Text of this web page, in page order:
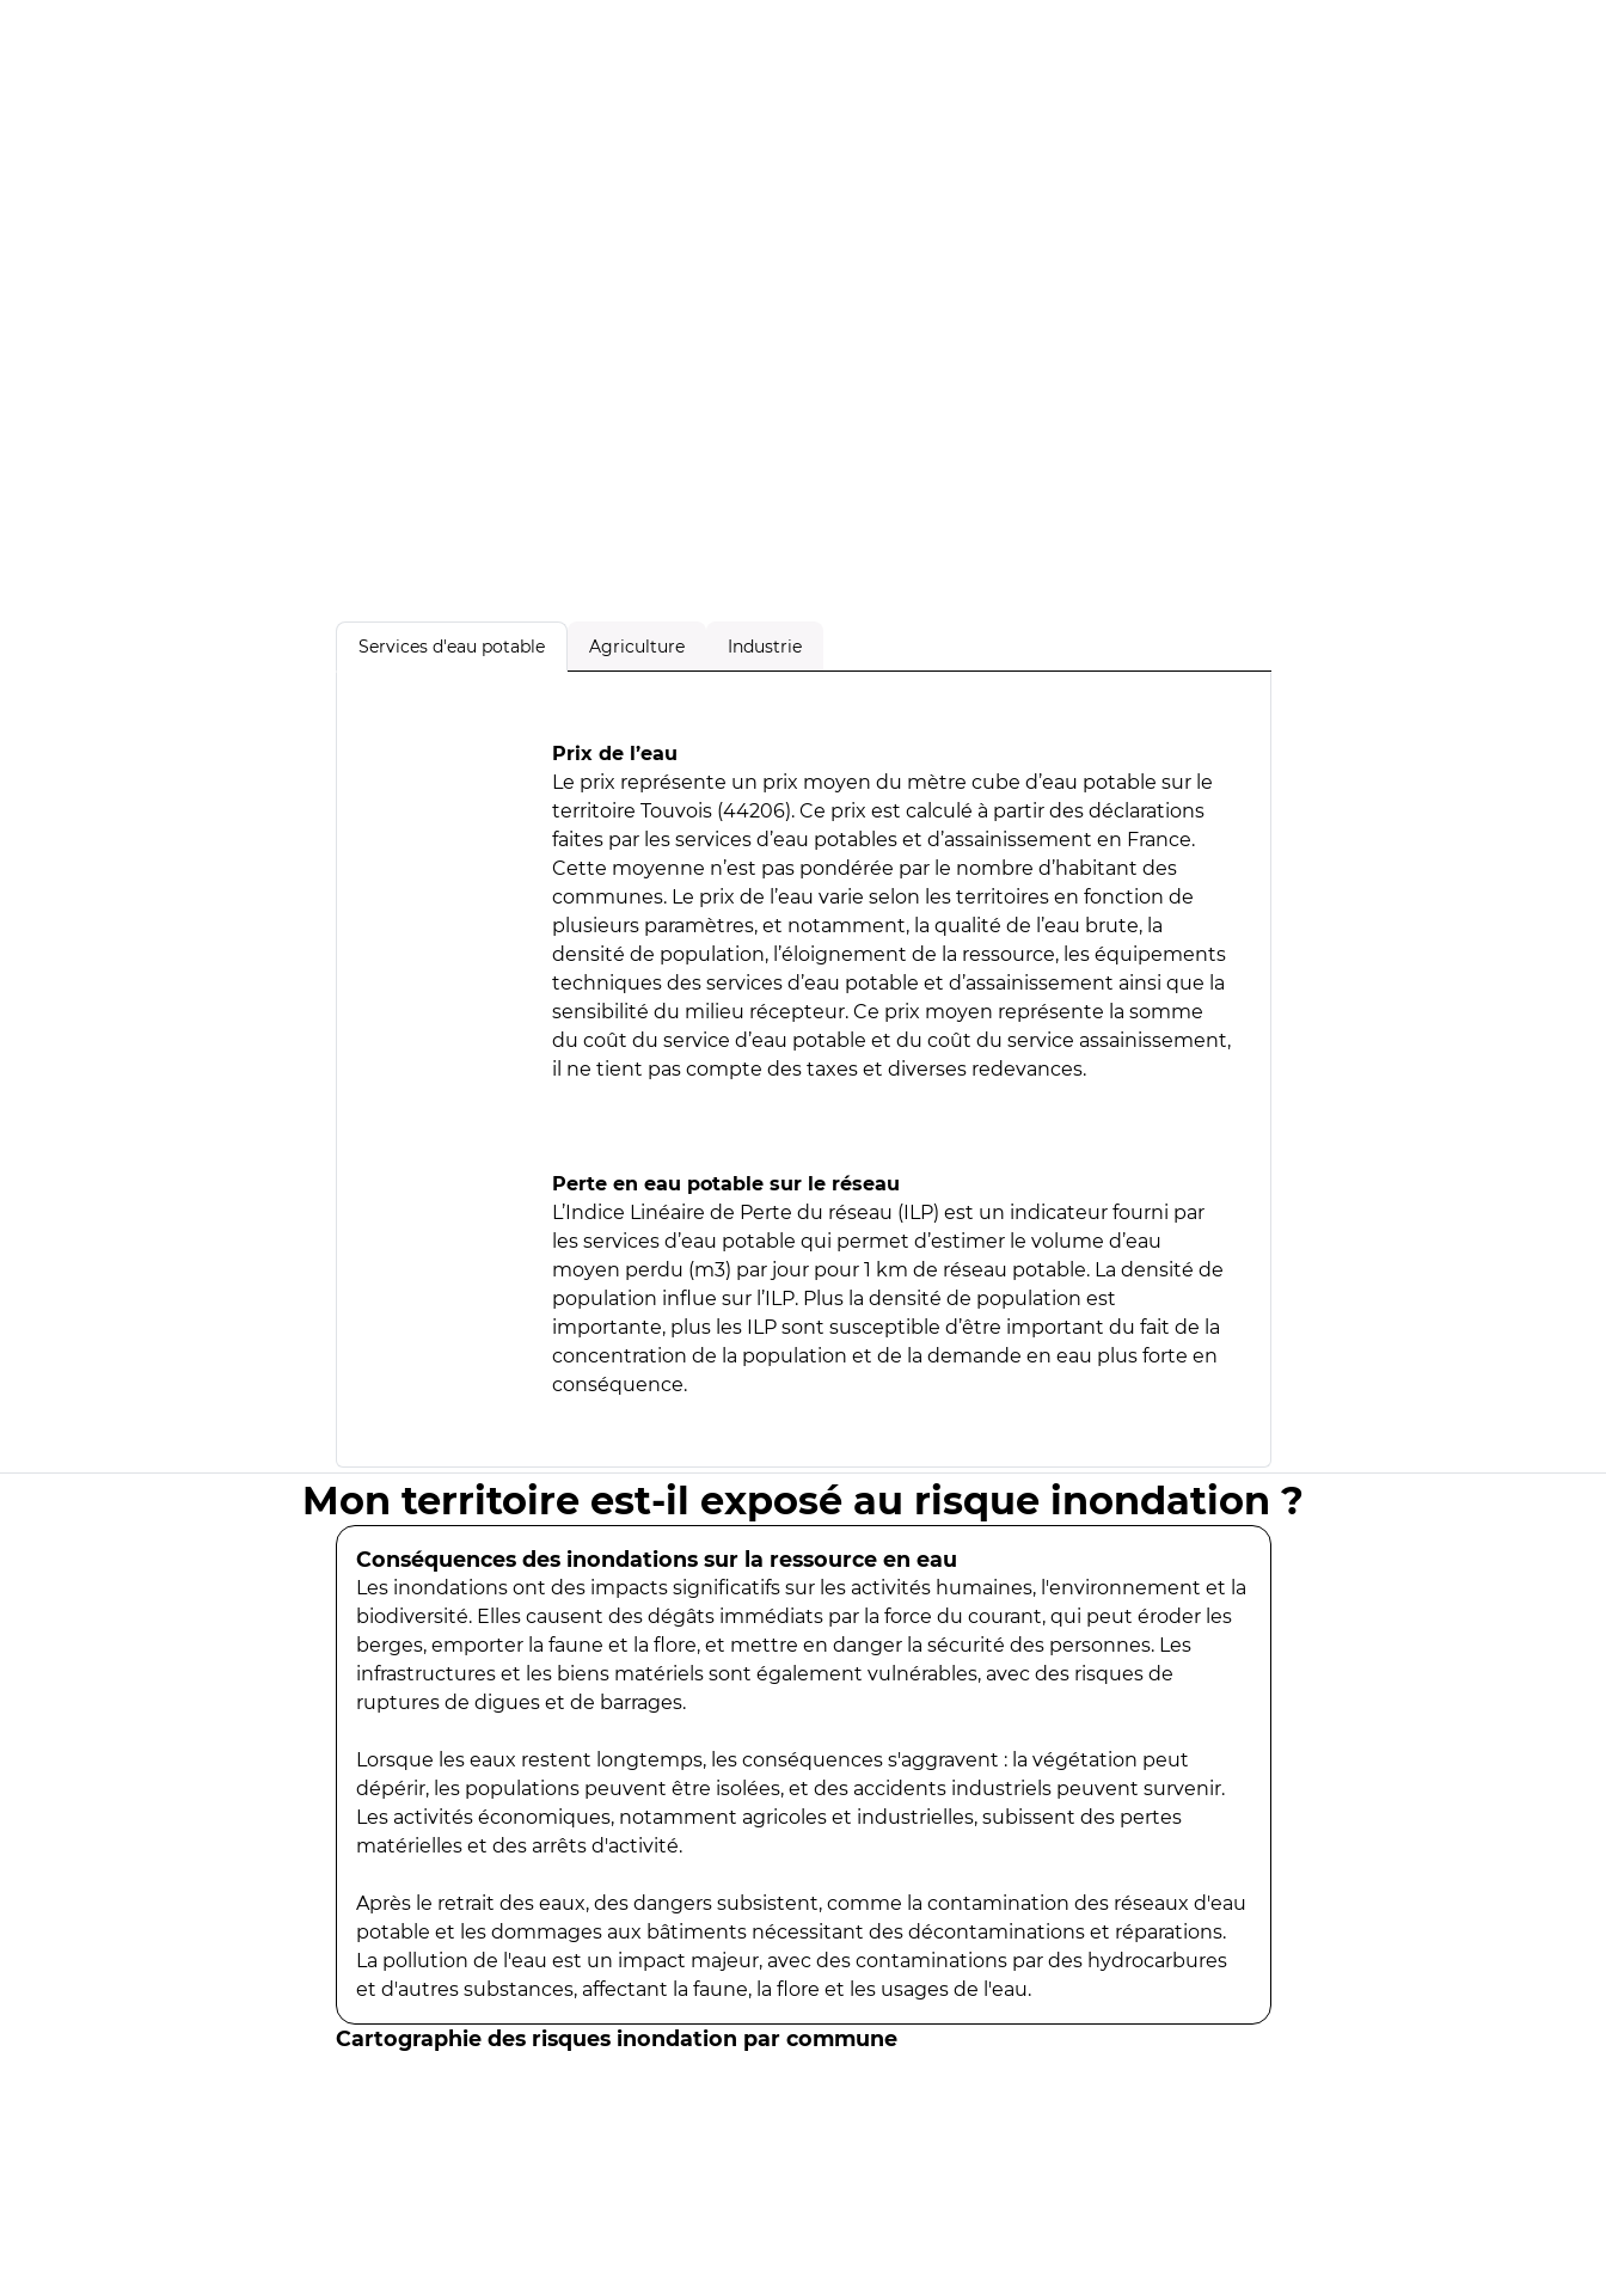
Services d'eau potable Agriculture Industrie
Prix de l’eau
Le prix représente un prix moyen du mètre cube d’eau potable sur le
territoire Touvois (44206). Ce prix est calculé à partir des déclarations
faites par les services d’eau potables et d’assainissement en France.
Cette moyenne n’est pas pondérée par le nombre d’habitant des
communes. Le prix de l’eau varie selon les territoires en fonction de
plusieurs paramètres, et notamment, la qualité de l’eau brute, la
densité de population, l’éloignement de la ressource, les équipements
techniques des services d’eau potable et d’assainissement ainsi que la
sensibilité du milieu récepteur. Ce prix moyen représente la somme
du coût du service d’eau potable et du coût du service assainissement,
il ne tient pas compte des taxes et diverses redevances.
Perte en eau potable sur le réseau
L’Indice Linéaire de Perte du réseau (ILP) est un indicateur fourni par
les services d’eau potable qui permet d’estimer le volume d’eau
moyen perdu (m3) par jour pour 1 km de réseau potable. La densité de
population influe sur l’ILP. Plus la densité de population est
importante, plus les ILP sont susceptible d’être important du fait de la
concentration de la population et de la demande en eau plus forte en
conséquence.
Mon territoire est-il exposé au risque inondation ?
Conséquences des inondations sur la ressource en eau
Les inondations ont des impacts significatifs sur les activités humaines, l'environnement et la
biodiversité. Elles causent des dégâts immédiats par la force du courant, qui peut éroder les
berges, emporter la faune et la flore, et mettre en danger la sécurité des personnes. Les
infrastructures et les biens matériels sont également vulnérables, avec des risques de
ruptures de digues et de barrages.
Lorsque les eaux restent longtemps, les conséquences s'aggravent : la végétation peut
dépérir, les populations peuvent être isolées, et des accidents industriels peuvent survenir.
Les activités économiques, notamment agricoles et industrielles, subissent des pertes
matérielles et des arrêts d'activité.
Après le retrait des eaux, des dangers subsistent, comme la contamination des réseaux d'eau
potable et les dommages aux bâtiments nécessitant des décontaminations et réparations.
La pollution de l'eau est un impact majeur, avec des contaminations par des hydrocarbures
et d'autres substances, affectant la faune, la flore et les usages de l'eau.
Cartographie des risques inondation par commune